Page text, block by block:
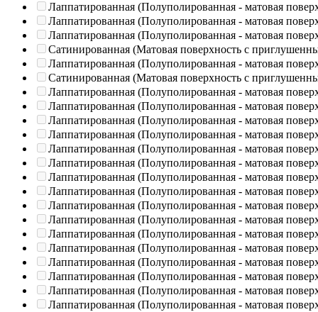
Лаппатированная (Полуполированная - матовая
Лаппатированная (Полуполированная - матовая
Лаппатированная (Полуполированная - матовая
Сатинированная (Матовая поверхность с
Лаппатированная (Полуполированная - матовая
Сатинированная (Матовая поверхность с
Лаппатированная (Полуполированная - матовая
Лаппатированная (Полуполированная - матовая
Лаппатированная (Полуполированная - матовая
Лаппатированная (Полуполированная - матовая
Лаппатированная (Полуполированная - матовая
Лаппатированная (Полуполированная - матовая
Лаппатированная (Полуполированная - матовая
Лаппатированная (Полуполированная - матовая
Лаппатированная (Полуполированная - матовая
Лаппатированная (Полуполированная - матовая
Лаппатированная (Полуполированная - матовая
Лаппатированная (Полуполированная - матовая
Лаппатированная (Полуполированная - матовая
Лаппатированная (Полуполированная - матовая
Лаппатированная (Полуполированная - матовая
Лаппатированная (Полуполированная - матовая